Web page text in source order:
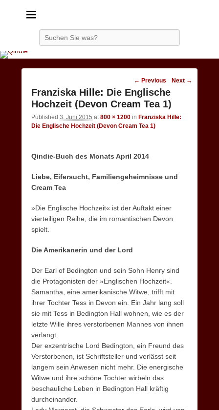
Image
navigation
← Previous Next →
Franziska Hille: Die Englische
Hochzeit (Devon Cream Tea 1)
Published 3. Juni 2015 at800 × 1200 in Franziska Hille:
Die Englische Hochzeit (Devon Cream Tea 1)
Qindie-Buch des Monats April 2014
Liebe, Eifersucht, Familiengeheimnisse und
Cream Tea
»Die Englische Hochzeit« ist der Auftakt einer
vierteiligen Reihe, die im romantischen Devon
spielt.
Die Amerikanerin und der Lord
Der Earl of Bedington und sein Sohn Henry sind
die Protagonisten der »Englischen Hochzeit«.
Samantha, eine amerikanische Witwe, trifft mit
ihrer Tochter Tess in Devon ein. Ein Jahr lang soll
sie mit Tess in Bedington Hall wohnen, wie es der
letzte Wille ihres verstorbenen Mannes von ihnen
verlangt.
Der exzentrische Lord Bedington, ein Freund des
Verstorbenen, ist Schriftsteller und verlässt seit
langem sein Anwesen nicht mehr. Die energische
Witwe und ihre schöne Tochter wirbeln das
beschauliche Leben in Bedington Hall kräftig
durcheinander.